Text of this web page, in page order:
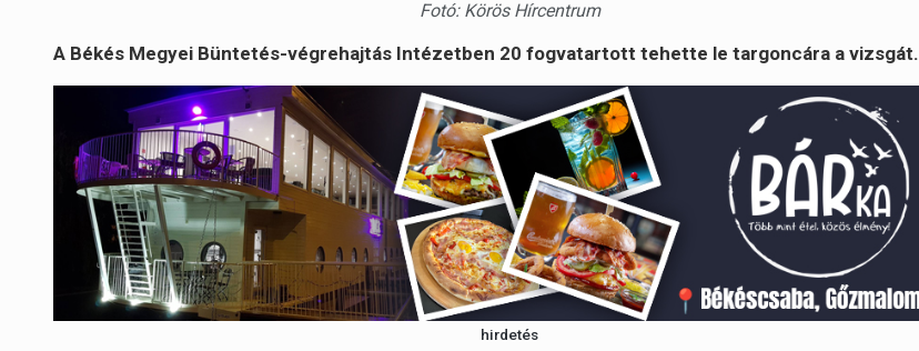
Fotó: Körös Hírcentrum
A Békés Megyei Büntetés-végrehajtás Intézetben 20 fogvatartott tehette le targoncára a vizsgát.
hirdetés